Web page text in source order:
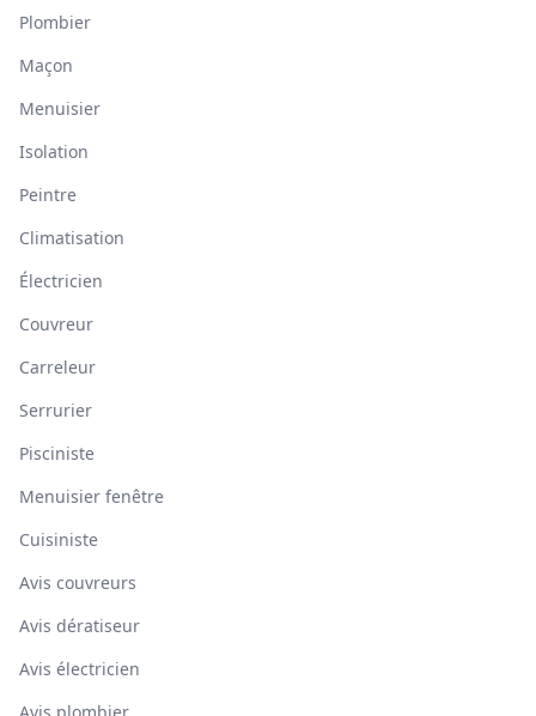
Plombier
Maçon
Menuisier
Isolation
Peintre
Climatisation
Électricien
Couvreur
Carreleur
Serrurier
Pisciniste
Menuisier fenêtre
Cuisiniste
Avis couvreurs
Avis dératiseur
Avis électricien